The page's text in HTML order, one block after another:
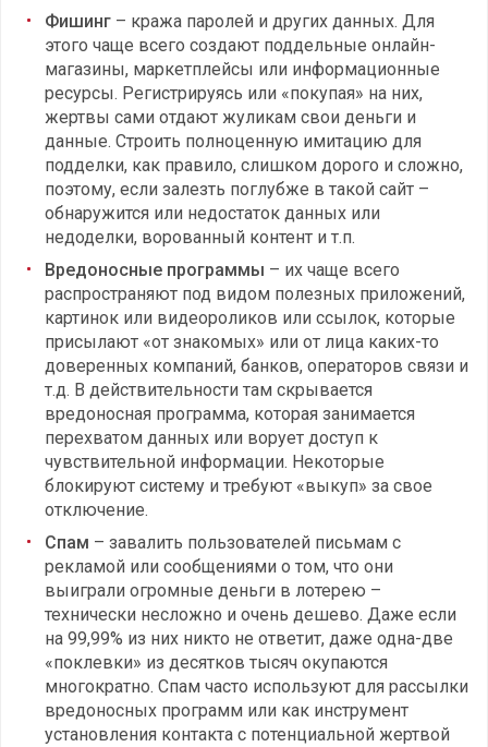
Фишинг – кража паролей и других данных. Для
этого чаще всего создают поддельные онлайн-
магазины, маркетплейсы или информационные
ресурсы. Регистрируясь или «покупая» на них,
жертвы сами отдают жуликам свои деньги и
данные. Строить полноценную имитацию для
подделки, как правило, слишком дорого и сложно,
поэтому, если залезть поглубже в такой сайт –
обнаружится или недостаток данных или
недоделки, ворованный контент и т.п.
Вредоносные программы – их чаще всего
распространяют под видом полезных приложений,
картинок или видеороликов или ссылок, которые
присылают «от знакомых» или от лица каких-то
доверенных компаний, банков, операторов связи и
т.д. В действительности там скрывается
вредоносная программа, которая занимается
перехватом данных или ворует доступ к
чувствительной информации. Некоторые
блокируют систему и требуют «выкуп» за свое
отключение.
Спам – завалить пользователей письмам с
рекламой или сообщениями о том, что они
выиграли огромные деньги в лотерею –
технически несложно и очень дешево. Даже если
на 99,99% из них никто не ответит, даже одна-две
«поклевки» из десятков тысяч окупаются
многократно. Спам часто используют для рассылки
вредоносных программ или как инструмент
установления контакта с потенциальной жертвой